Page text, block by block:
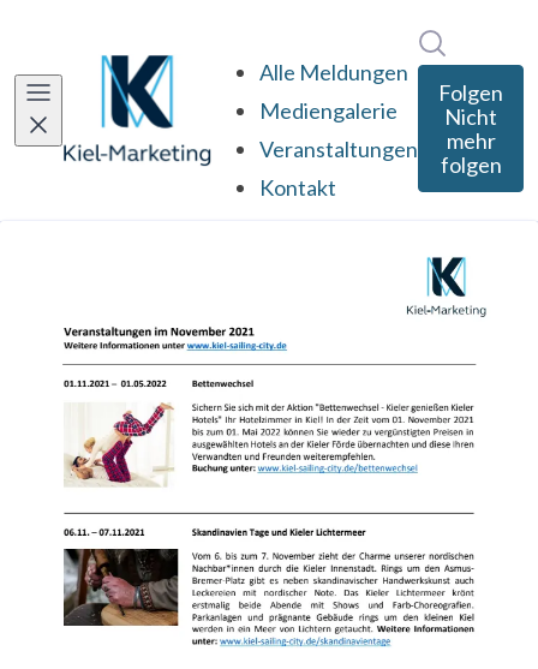
Alle Meldungen
Mediengalerie
Veranstaltungen
Kontakt
Folgen
Nicht
mehr
folgen